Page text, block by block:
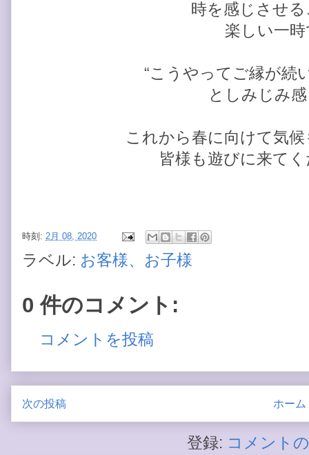
時を感じさせ
楽しい一
“こうやってご縁が続
としみじみ
これから春に向けて気
皆様も遊びに来て
時刻: 2月 08, 2020
ラベル: お客様、お子様
0 件のコメント:
コメントを投稿
次の投稿 ホーム
登録: コメント